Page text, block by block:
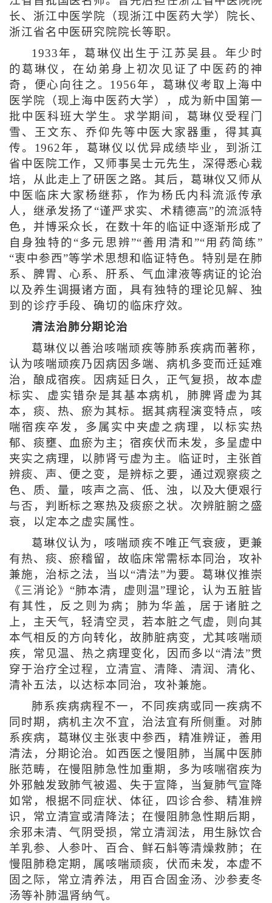
长、浙江中医学院（现浙江中医药大学）院长、
浙江省名中医研究院院长等职。
1933年，葛琳仪出生于江苏吴县。年少时
的葛琳仪，在幼弟身上初次见证了中医药的神
奇，便心向往之。1956年，葛琳仪考取上海中
医学院（现上海中医药大学），成为新中国第一
批中医科班大学生。求学期间，葛琳仪受程门
雪、王文东、乔仰先等中医大家器重，得其真
传。1962年，葛琳仪以优异成绩毕业，到浙江
省中医院工作，又师事吴士元先生，深得悉心栽
培，从此走上了研医之路。其后，葛琳仪又师从
中医临床大家杨继荪，作为杨氏内科流派传承
人，继承发扬了“谨严求实、术精德高”的流派特
色，并博采众长，在数十年的临证中逐渐形成了
自身独特的“多元思辨”“善用清和”“用药简练”
“衷中参西”等学术思想和临证特色。特别是在肺
系、脾胃、心系、肝系、气血津液等病证的论治
以及养生调摄诸方面，具有独特的理论见解、独
到的诊疗手段、确切的临床疗效。
清法治肺分期论治
葛琳仪以善治咳喘顽疾等肺系疾病而著称，
认为咳喘顽疾乃因病因多端、病机多变而迁延难
治，酿成宿疾。因病延日久，正气复损，故本虚
标实、虚实错杂是其基本病机，肺脾肾虚为其
本，痰、热、瘀为其标。据其病程演变特点，咳
喘宿疾卒发，多属实中夹虚之病理，以标实热
郁、痰壅、血瘀为主；宿疾伏而未发，多呈虚中
夹实之病理，以肺肾亏虚为主。临证时，主张首
辨痰、声、便之变，是辨标之要，通过观察痰之
色、质、量，咳声之高、低、浊，以及大便艰行
与否，判断标之寒热及痰瘀之状。次辨脏腑之盛
衰，以定本之虚实属性。
葛琳仪认为，咳喘顽疾不唯正气衰疲，更兼
有热、痰、瘀稽留，故临床常需标本同治，攻补
兼施，治标之法，当以“清法”为要。葛琳仪推崇
《三消论》“肺本清，虚则温”理论，认为五脏皆
有其性，反之则为病；肺为华盖，居于诸脏之
上，主天气，轻清空灵，若本脏之气虚，则向其
本气相反的方向转化，故肺脏病变，尤其咳喘顽
疾，常见温、热之病理变化，因而多以“清法”贯
穿于治疗全过程，立清宣、清降、清润、清化、
清补五法，以达标本同治，攻补兼施。
肺系疾病病程不一，不同疾病或同一疾病不
同时期，病机主次不宜，治法宜有所侧重。对肺
系疾病，葛琳仪主张衷中参西，精准辨证，善用
清法，分期论治。如西医之慢阻肺，当属中医肺
胀范畴，在慢阻肺急性加重期，多为咳喘宿疾为
外邪触发致肺气被遏、失于宣降，当复肺气宣降
如常，根据不同症状、体征，四诊合参、精准辨
识，常立清宣或清降法；在慢阻肺急性期后期，
余邪未清、气阴受损，常立清润法，用生脉饮合
羊乳参、人参叶、百合、鲜石斛等清燥救肺；在
慢阻肺稳定期，属咳喘顽痰，伏而未发，本虚不
固之际，常立清养法，用百合固金汤、沙参麦冬
汤等补肺温肾纳气。